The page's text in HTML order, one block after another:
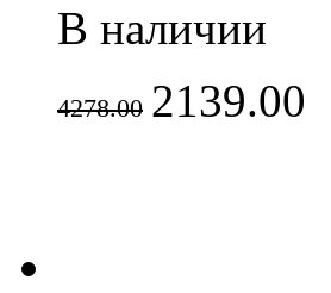
В наличии
4278.00 2139.00